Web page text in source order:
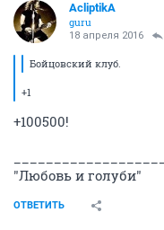
AcliptikA
guru
18 апреля 2016
Бойцовский клуб.
+1
+100500!
"Любовь и голуби"
ОТВЕТИТЬ